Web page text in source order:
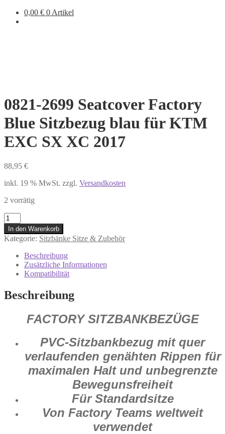
0,00 € 0 Artikel
0821-2699 Seatcover Factory
Blue Sitzbezug blau für KTM
EXC SX XC 2017
88,95 €
inkl. 19 % MwSt. zzgl. Versandkosten
2 vorrätig
0821-
2699
Seatcover
Factory
Blue
Sitzbezug
blau
KTM
EXC
In den Warenkorb
Kategorie: Sitzbänke Sitze & Zubehör
Beschreibung
Zusätzliche Informationen
Kompatibilität
Beschreibung
FACTORY SITZBANKBEZÜGE
PVC-Sitzbankbezug mit quer
verlaufenden genähten Rippen für
maximalen Halt und unbegrenzte
Bewegunsfreiheit
Für Standardsitze
Von Factory Teams weltweit
verwendet